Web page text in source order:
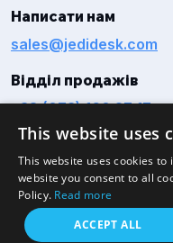
Написати нам
sales@jedidesk.com
Відділ продажів
+38 (073) 160 27 17
This website uses
This website uses cookies
website you consent to all
Policy. Read more
ACCEPT ALL